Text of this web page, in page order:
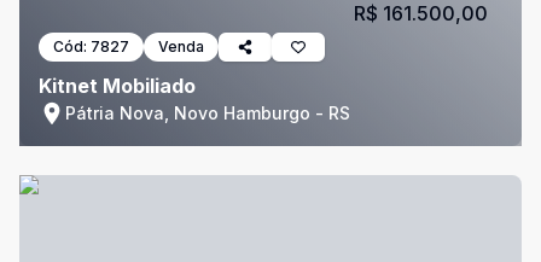
Cód: 7827 Venda
Kitnet Mobiliado
Pátria Nova, Novo Hamburgo - RS
R$ 161.500,00